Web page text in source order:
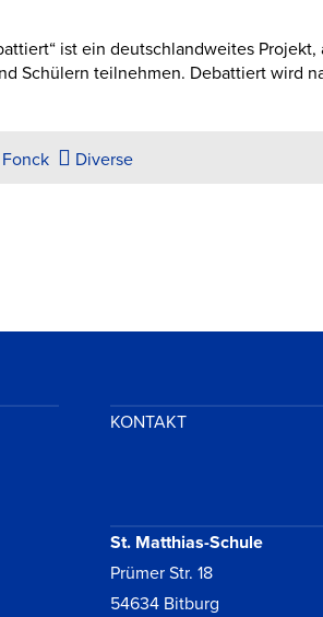
ist ein deutschlandweites
Schülern teilnehmen. Debattiert wird
Diverse
KONTAKT
St. Matthias-Schule
Prümer Str. 18
54634 Bitburg